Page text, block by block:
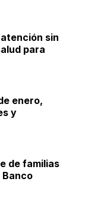
sin
para
enero,
y
de familias
Banco